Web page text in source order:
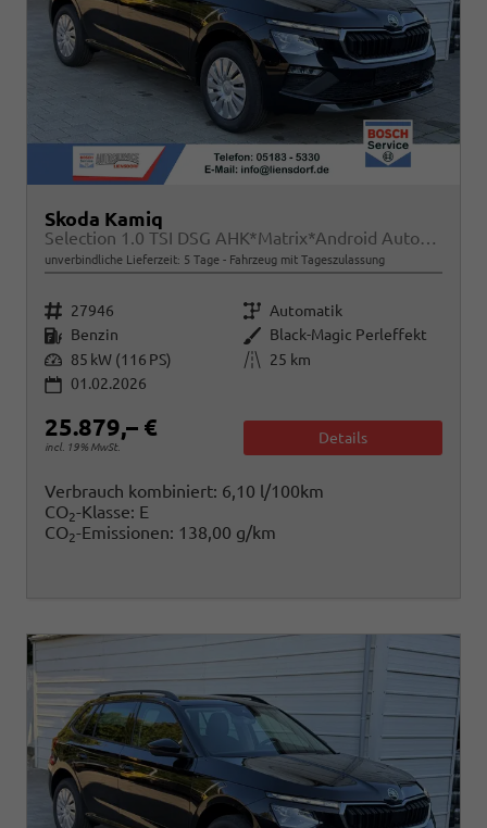
Skoda Kamiq
Selection 1.0 TSI DSG AHK*Matrix*Android Auto*SHZ*Kamera*Keyless*2Z Klimaauto*
unverbindliche Lieferzeit: 5 Tage Fahrzeug mit Tageszulassung
Fahrzeugnr. 27946 Getriebe Automatik
Kraftstoff Benzin Außenfarbe Black-Magic Perleffekt
Leistung 85 kW (116 PS) Kilometerstand
25 km
01.02.2026
25.879,– €
incl. 19% MwSt.
Details
Verbrauch kombiniert: 6,10 l/100km
CO2-Klasse: E
CO2-Emissionen: 138,00 g/km